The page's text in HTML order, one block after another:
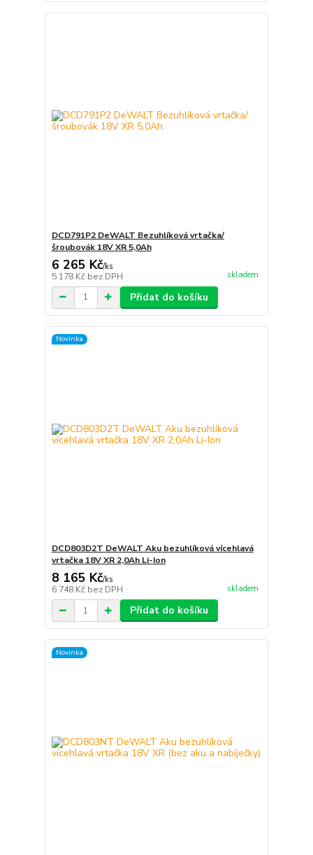
DCD791P2 DeWALT Bezuhlíková vrtačka/
šroubovák 18V XR 5,0Ah
6 265 Kč/ks
5 178 Kč bez DPH skladem
Přidat do košíku
Novinka
DCD803D2T DeWALT Aku bezuhlíková vícehlavá
vrtačka 18V XR 2,0Ah Li-Ion
8 165 Kč/ks
6 748 Kč bez DPH skladem
Přidat do košíku
Novinka